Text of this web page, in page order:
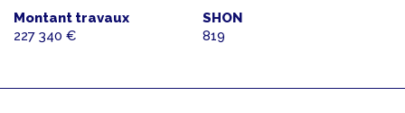
Montant travaux
227 340 €
SHON
819